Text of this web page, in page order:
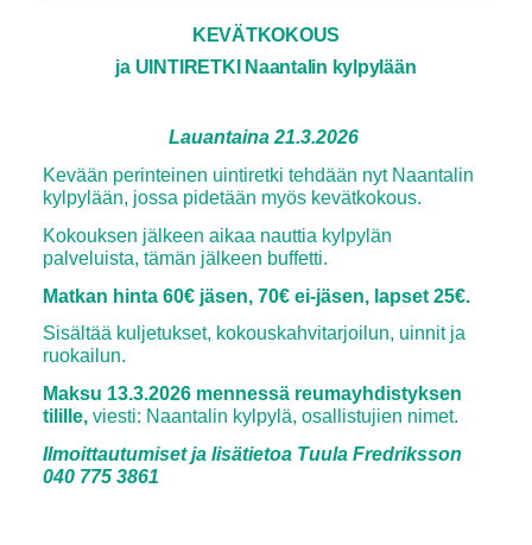
KEVÄTKOKOUS
ja UINTIRETKI Naantalin kylpylään
Lauantaina 21.3.2026
Kevään perinteinen uintiretki tehdään nyt Naantalin
kylpylään, jossa pidetään myös kevätkokous.
Kokouksen jälkeen aikaa nauttia kylpylän
palveluista, tämän jälkeen buffetti.
Matkan hinta 60€ jäsen, 70€ ei-jäsen, lapset 25€.
Sisältää kuljetukset, kokouskahvitarjoilun, uinnit ja
ruokailun.
Maksu 13.3.2026 mennessä reumayhdistyksen
tilille, viesti: Naantalin kylpylä, osallistujien nimet.
Ilmoittautumiset ja lisätietoa Tuula Fredriksson
040 775 3861